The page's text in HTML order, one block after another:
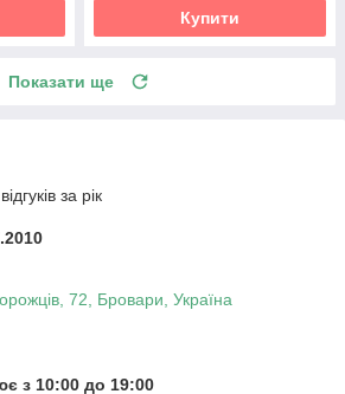
Купити
Показати ще
за рік
72, Бровари, Україна
з 10:00 до 19:00